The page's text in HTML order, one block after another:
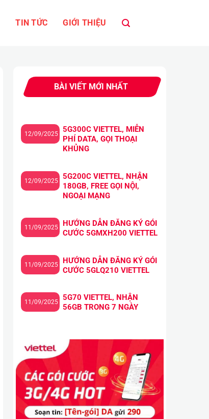
TIN TỨC GIỚI THIỆU
BÀI VIẾT MỚI NHẤT
5G300C VIETTEL, MIỄN
PHÍ DATA, GỌI THOẠI
KHỦNG
12/09/2025
5G200C VIETTEL, NHẬN
180GB, FREE GỌI NỘI,
NGOẠI MẠNG
12/09/2025
HƯỚNG DẪN ĐĂNG KÝ GÓI
CƯỚC 5GMXH200 VIETTEL
11/09/2025
HƯỚNG DẪN ĐĂNG KÝ GÓI
CƯỚC 5GLQ210 VIETTEL
11/09/2025
5G70 VIETTEL, NHẬN
56GB TRONG 7 NGÀY
11/09/2025